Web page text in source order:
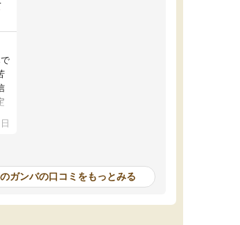
ガンバの口コミをもっとみる